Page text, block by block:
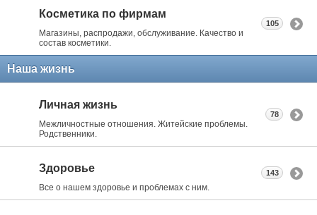
Косметика по фирмам
Магазины, распродажи, обслуживание. Качество и
состав косметики.
105
Наша жизнь
Личная жизнь
Межличностные отношения. Житейские проблемы.
Родственники.
78
Здоровье
Все о нашем здоровье и проблемах с ним.
143